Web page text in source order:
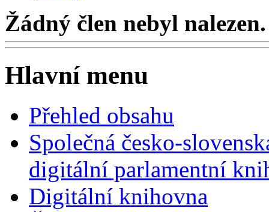
Žádný člen nebyl nalezen.
Hlavní menu
Přehled obsahu
Společná česko-
digitální parlamentní
Digitální knihovna